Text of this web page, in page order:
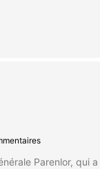
Parenlor,